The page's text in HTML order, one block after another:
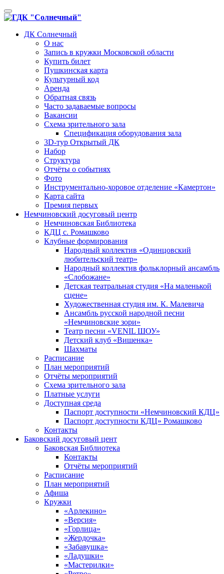
Toggle
navigation
ДК Солнечный
О нас
Запись в кружки Московской области
Купить билет
Пушкинская карта
Культурный код
Аренда
Обратная связь
Часто задаваемые вопросы
Вакансии
Схема зрительного зала
Спецификация оборудования зала
3D-тур Открытый ДК
Набор
Структура
Отчёты о событиях
Фото
Инструментально-хоровое отделение «Камертон»
Карта сайта
Премия первых
Немчиновский досуговый центр
Немчиновская Библиотека
КДЦ с. Ромашково
Клубные формирования
Народный коллектив «Одинцовский
любительский театр»
Народный коллектив фольклорный ансамбль
«Слобожане»
Детская театральная студия «На маленькой
сцене»
Художественная студия им. К. Малевича
Ансамбль русской народной песни
«Немчиновские зори»
Театр песни «VENIL ШОУ»
Детский клуб «Вишенка»
Шахматы
Расписание
План мероприятий
Отчёты мероприятий
Схема зрительного зала
Платные услуги
Доступная среда
Паспорт доступности «Немчиновский КДЦ»
Паспорт доступности КДЦ» Ромашково
Контакты
Баковский досуговый цент
Баковская Библиотека
Контакты
Отчёты мероприятий
Расписание
План мероприятий
Афиша
Кружки
«Арлекино»
«Версия»
«Горлица»
«Жердочка»
«Забавушка»
«Ладушки»
«Мастерилки»